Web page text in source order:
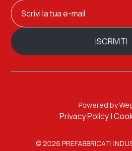
© 2026 PREFABBRICATI
Privacy Policy|
Powered by